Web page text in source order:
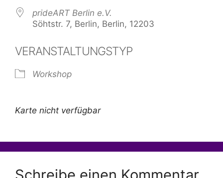
prideART Berlin e.V.
Söhtstr. 7, Berlin, Berlin, 12203
VERANSTALTUNGSTYP
Workshop
Karte nicht verfügbar